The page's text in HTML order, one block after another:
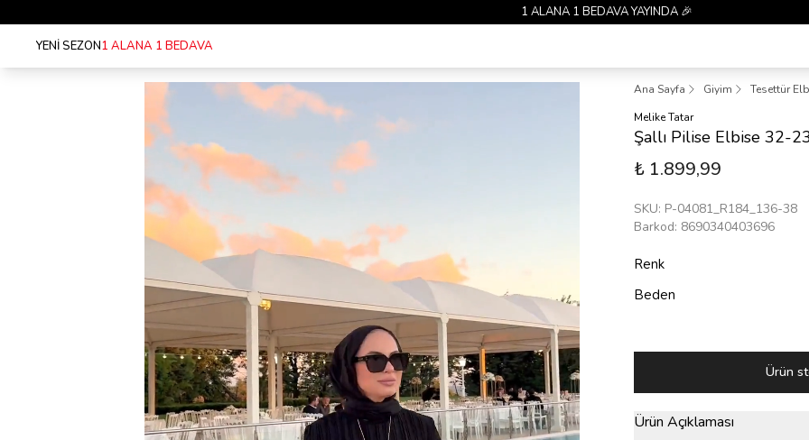
1 ALANA 1 BEDAVA YAYINDA 🎉
YENİ SEZON1 ALANA 1 BEDAVA
Ana Sayfa Giyim Tesettür
Melike Tatar
Şallı Pilise Elbise 32-
₺ 1.899,99
SKU: P-04081_R184_136-38
Barkod: 8690340403696
Renk
Beden
Ürün
Ürün Açıklaması